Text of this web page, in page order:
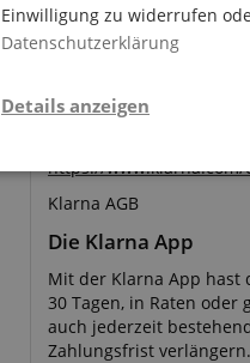
Bezahle deine
deinem Bankkonto. All
Weitere
https://
Klarna AGB
Die Klarna App
Mit der Klarna App hast
30 Tagen, in Raten
auch jederzeit
Zahlungsfrist
Einwilligung zu widerrufen
Datenschutzerklärung
Details anzeigen
Statistik